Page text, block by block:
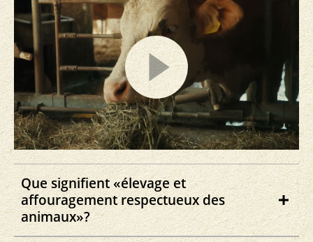
Que signifient «élevage et
affouragement respectueux des
animaux»?